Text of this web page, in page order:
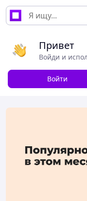
Привет
Войди и
Войти